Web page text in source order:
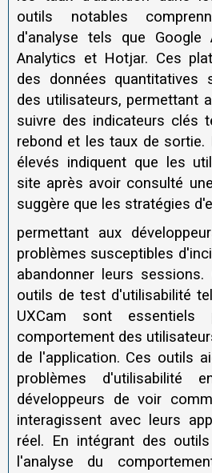
outils notables
d'analyse tels que Google
Analytics et Hotjar. Ces
des données quantitatives
des utilisateurs, permettant
suivre des indicateurs clés
rebond et les taux de sortie.
élevés indiquent que les
site après avoir consulté
suggère que les stratégies
permettant aux
problèmes susceptibles
abandonner leurs
outils de test d'utilisabilité
UXCam sont essentiels
comportement des
de l'application. Ces outils
problèmes d'utilisabilité
développeurs de voir
interagissent avec leurs
réel. En intégrant des
l'analyse du